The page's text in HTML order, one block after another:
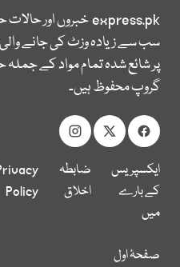
express.pkخبروں اور
سب سے زیادہ وزٹ کی جانے
پر شائع شدہ تمام مواد کے
گروپ محفوظ ہیں۔
ایکسپریس
کے بارے
میں
ضابطہ
اخلاق
Policy
صفحۂ اول